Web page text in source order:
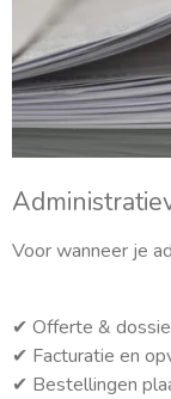
Voor wanneer je
✔ Offerte &
✔ Facturatie en
✔ Bestellingen